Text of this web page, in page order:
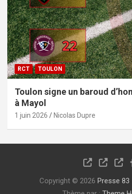
RCT TOULON
Toulon signe un baroud
à Mayol
1 juin 2026 Nicolas Dupre
Copyright © 2026 Presse 83